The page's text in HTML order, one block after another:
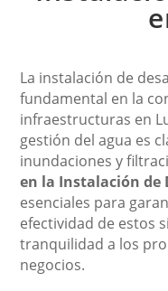
La instalación de
fundamental en la
infraestructuras en
gestión del agua es
inundaciones y
en la Instalación de
esenciales para
efectividad de estos
tranquilidad a los
negocios.